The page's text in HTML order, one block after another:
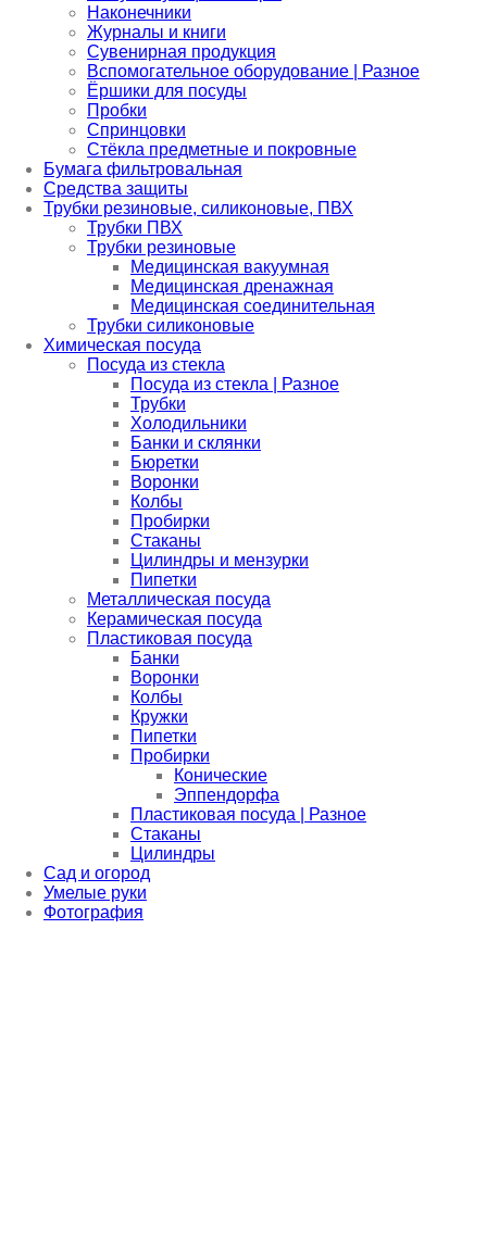
Наконечники
Журналы и книги
Сувенирная продукция
Вспомогательное оборудование | Разное
Ёршики для посуды
Пробки
Спринцовки
Стёкла предметные и покровные
Бумага фильтровальная
Средства защиты
Трубки резиновые, силиконовые, ПВХ
Трубки ПВХ
Трубки резиновые
Медицинская вакуумная
Медицинская дренажная
Медицинская соединительная
Трубки силиконовые
Химическая посуда
Посуда из стекла
Посуда из стекла | Разное
Трубки
Холодильники
Банки и склянки
Бюретки
Воронки
Колбы
Пробирки
Стаканы
Цилиндры и мензурки
Пипетки
Металлическая посуда
Керамическая посуда
Пластиковая посуда
Банки
Воронки
Колбы
Кружки
Пипетки
Пробирки
Конические
Эппендорфа
Пластиковая посуда | Разное
Стаканы
Цилиндры
Сад и огород
Умелые руки
Фотография